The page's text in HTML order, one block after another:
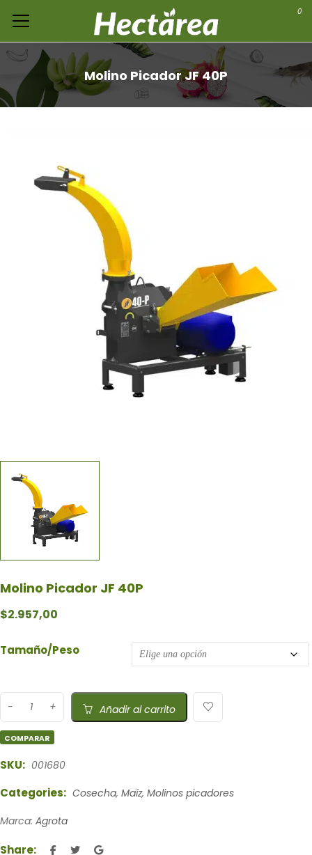
0
Molino Picador JF 40P
Molino Picador JF 40P
$2.957,00
Tamaño/Peso
Añadir al carrito
COMPARAR
SKU: 001680
Categories: Cosecha, Maíz, Molinos picadores
Marca: Agrota
Share: